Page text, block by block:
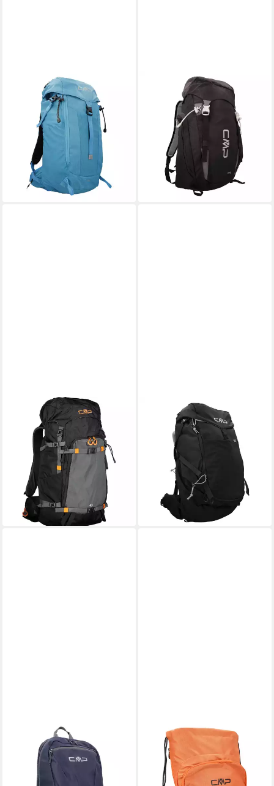
Rucksack CMP Rucksack
Wayfar 30L Trekking
Backpack 3V19157
80,71 € UVP
lieferbar - in 2-3 Werktagen bei dir
Rucksack CMP Rucksack
Nordwest 30L Backpack
38V9517
85,45 €
lieferbar - in 5-6 Werktagen bei dir
Rucksack CMP Rucksack
FREEWIND 40L SKI
TOURING BACKPACK
31V4737
82,05 €
lieferbar - in 2-3 Werktagen bei dir
Rucksack CMP Trekking
Rucksack HAVRE Backpack
3V15347
91,53 €
lieferbar in 3 Wochen
Rucksack CMP Rucksack
Phönix Hiking 18L Backpack
3V17967
Rucksack CMP Turnbeutel
KISBEE 18L BACKPACK
31V9827